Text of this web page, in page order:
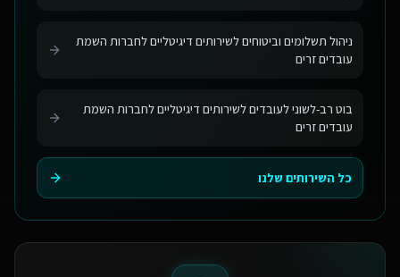
ניהול תשלומים וביטוחים לשירותים דיגיטליים לחברות השמת
עובדים זרים
בוט רב-לשוני לעובדים לשירותים דיגיטליים לחברות השמת
עובדים זרים
כל השירותים שלנו